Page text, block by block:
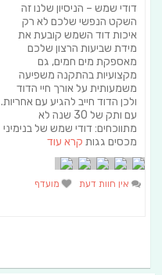
דודי שמש – הניסיון שלנו זה
השקט הנפשי שלכם לא רק
איכות דוד השמש קובעת את
מידת שביעות הרצון שלכם
מאספקת מים חמים, גם
מקצועיות בהתקנה משפיעה
משמעותית על אורך חיי הדוד
ולכן הדוד חייב להגיע עם אחריות.
עם ותק של 30 שנה לא
מתווכחים: דודי שמש של בנימיני
מכסים גגות קרא עוד
אין חוות דעת מועדף